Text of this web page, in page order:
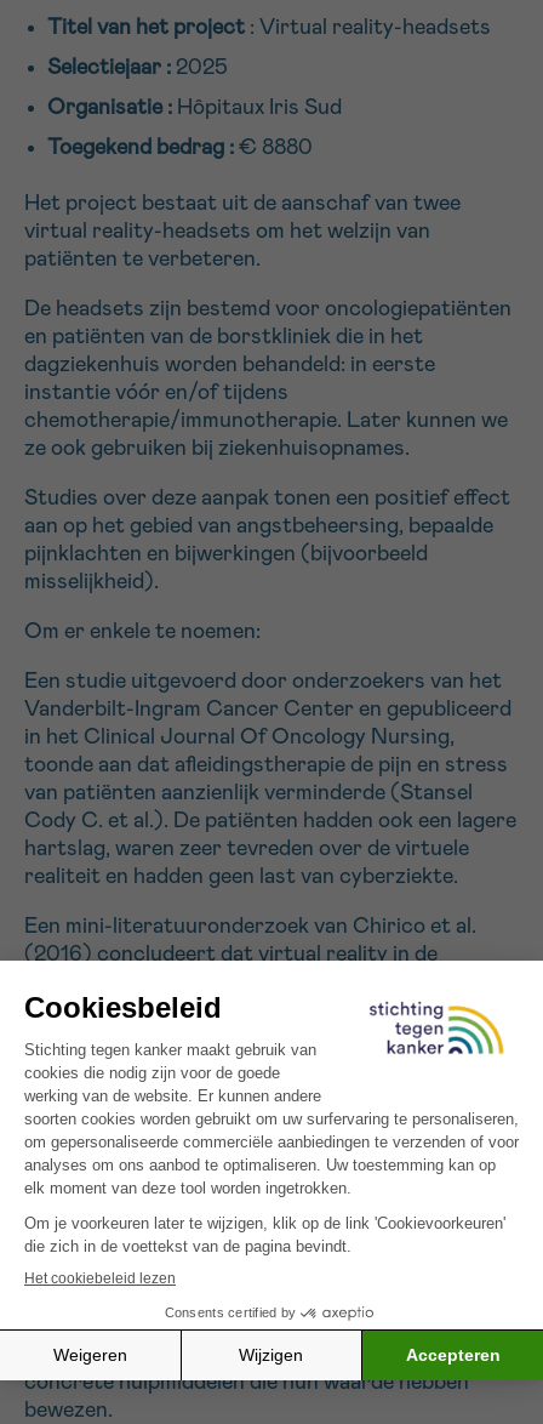
Titel van het project : Virtual reality-headsets
Selectiejaar : 2025
Organisatie : Hôpitaux Iris Sud
Toegekend bedrag : € 8880
Het project bestaat uit de aanschaf van twee
virtual reality-headsets om het welzijn van
patiënten te verbeteren.
De headsets zijn bestemd voor oncologiepatiënten
en patiënten van de borstkliniek die in het
dagziekenhuis worden behandeld: in eerste
instantie vóór en/of tijdens
chemotherapie/immunotherapie. Later kunnen we
ze ook gebruiken bij ziekenhuisopnames.
Studies over deze aanpak tonen een positief effect
aan op het gebied van angstbeheersing, bepaalde
pijnklachten en bijwerkingen (bijvoorbeeld
misselijkheid).
Om er enkele te noemen:
Een studie uitgevoerd door onderzoekers van het
Vanderbilt-Ingram Cancer Center en gepubliceerd
in het Clinical Journal Of Oncology Nursing,
toonde aan dat afleidingstherapie de pijn en stress
van patiënten aanzienlijk verminderde (Stansel
Cody C. et al.). De patiënten hadden ook een lagere
hartslag, waren zeer tevreden over de virtuele
realiteit en hadden geen last van cyberziekte.
Een mini-literatuuronderzoek van Chirico et al.
(2016) concludeert dat virtual reality in de
verbetert.
Wij zijn van mening dat dit hulpmiddel meer
patiënten in staat zou stellen te profiteren van een
instrument voor stress- en angstbeheersing.
Sommige patiënten vragen namelijk niet om
psychologische begeleiding, maar zouden wel
geïnteresseerd kunnen zijn in deze methode.
Voor degenen die al in behandeling zijn, is het een
extra hulpmiddel.
Het is natuurlijk niet de bedoeling om de menselijke
band te vervangen, maar om deze te verrijken met
concrete hulpmiddelen die hun waarde hebben
bewezen.
EMAIL
Ik aanvaard de gebruiksvoorwaarden
*VERPLICHT VELD
16h-18h